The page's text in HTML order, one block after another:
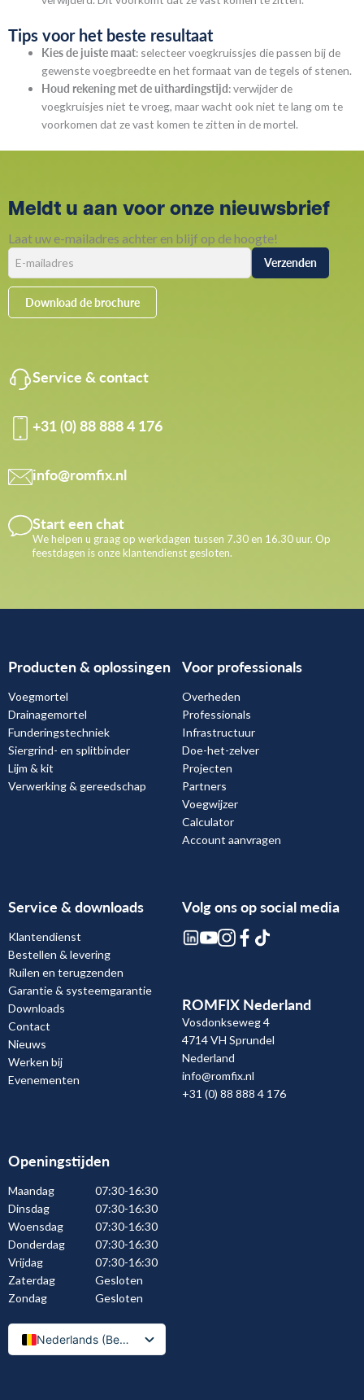
Tips voor het beste resultaat
Kies de juiste maat: selecteer voegkruissjes die passen bij de
gewenste voegbreedte en het formaat van de tegels of stenen.
Houd rekening met de uithardingstijd: verwijder de
voegkruisjes niet te vroeg, maar wacht ook niet te lang om te
voorkomen dat ze vast komen te zitten in de mortel.
Meldt u aan voor onze nieuwsbrief
Laat uw e-mailadres achter en blijf op de hoogte!
Download de brochure
Service & contact
+31 (0) 88 888 4 176
info@romfix.nl
Start een chat
We helpen u graag op werkdagen tussen 7.30 en 16.30 uur. Op
feestdagen is onze klantendienst gesloten.
Producten & oplossingen
Voegmortel
Drainagemortel
Funderingstechniek
Siergrind- en splitbinder
Lijm & kit
Verwerking & gereedschap
Voor professionals
Overheden
Professionals
Infrastructuur
Doe-het-zelver
Projecten
Partners
Voegwijzer
Calculator
Account aanvragen
Service & downloads
Klantendienst
Bestellen & levering
Ruilen en terugzenden
Garantie & systeemgarantie
Downloads
Contact
Nieuws
Werken bij
Evenementen
Volg ons op social media
ROMFIX Nederland
Vosdonkseweg 4
4714 VH Sprundel
Nederland
info@romfix.nl
+31 (0) 88 888 4 176
Openingstijden
Maandag
07:30-16:30
Dinsdag
07:30-16:30
Woensdag
07:30-16:30
Donderdag
07:30-16:30
Vrijdag
07:30-16:30
Zaterdag
Gesloten
Zondag
Gesloten
Nederlands (België)